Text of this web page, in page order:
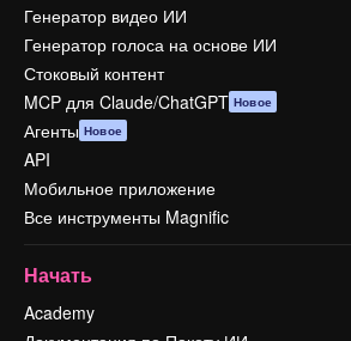
Генератор видео ИИ
Генератор голоса на основе ИИ
Стоковый контент
MCP для Claude/ChatGPT Новое
Агенты Новое
API
Мобильное приложение
Все инструменты Magnific
Начать
Academy